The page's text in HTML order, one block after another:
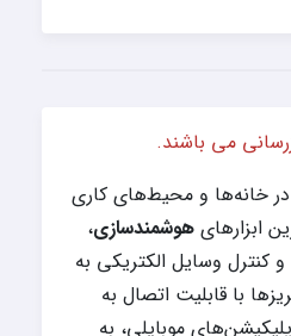
می باشند.
در خانه‌ها و محیط‌های کاری
ابزارهای هوشمندسازی،
کنترل وسایل الکتریکی به
با قابلیت اتصال به
موبایلی، به